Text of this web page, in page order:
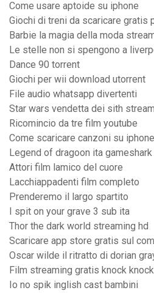
Come usare aptoide su iphone
Giochi di treni da scaricare gratis
Barbie la magia della moda
Le stelle non si spengono a
Dance 90 torrent
Giochi per wii download utorrent
File audio whatsapp divertenti
Star wars vendetta dei sith
Ricomincio da tre film youtube
Come scaricare canzoni su
Legend of dragoon ita gameshark
Attori film lamico del cuore
Lacchiappadenti film completo
Prenderemo il largo spartito
I spit on your grave 3 sub ita
Thor the dark world streaming hd
Scaricare app store gratis sul
Oscar wilde il ritratto di dorian
Film streaming gratis knock knock
Io no spik inglish cast bambini